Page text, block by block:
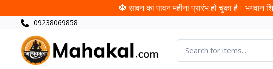
🔱 सावन का पावन महीना प्रारंभ हो चुका है।
09238069858